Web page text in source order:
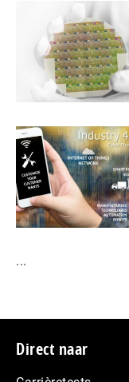
...
Footer
Direct naar